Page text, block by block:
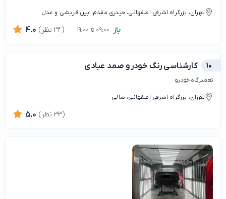
تهران، بزرگراه اشرفی اصفهانی، حیدری مقدم، بین قریشی و عدل
باز 4.0 (34 نظر)
10 کارشناسی رنگ خودرو صمد عبادی
تعمیرگاه خودرو
تهران، بزرگراه اشرفی اصفهانی، شالی
5.0 (33 نظر)